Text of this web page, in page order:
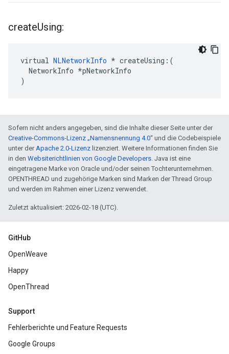
createUsing:
virtual NLNetworkInfo * createUsing:(
  NetworkInfo *pNetworkInfo
)
Sofern nicht anders angegeben, sind die Inhalte dieser Seite unter der
Creative-Commons-Lizenz „Namensnennung 4.0“ und die Codebeispiele
unter derApache 2.0-Lizenz lizenziert. Weitere Informationen finden Sie
in den Websiterichtlinien von Google Developers. Java ist eine
eingetragene Marke von Oracle und/oder seinen Tochterunternehmen.
OPENTHREAD und zugehörige Marken sind Marken der Thread Group
und werden im Rahmen einer Lizenz verwendet.
Zuletzt aktualisiert: 2026-02-18 (UTC).
GitHub
OpenWeave
Happy
OpenThread
Support
Fehlerberichte und Feature Requests
Google Groups